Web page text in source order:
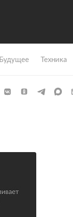
Будущее Техника